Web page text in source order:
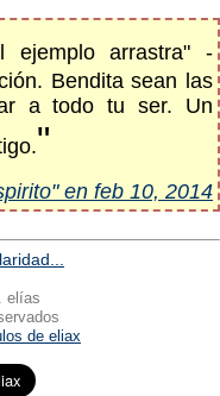
ejemplo arrastra" -
Bendita sean las
a todo tu ser. Un
"
en feb 10, 2014
elías
de eliax